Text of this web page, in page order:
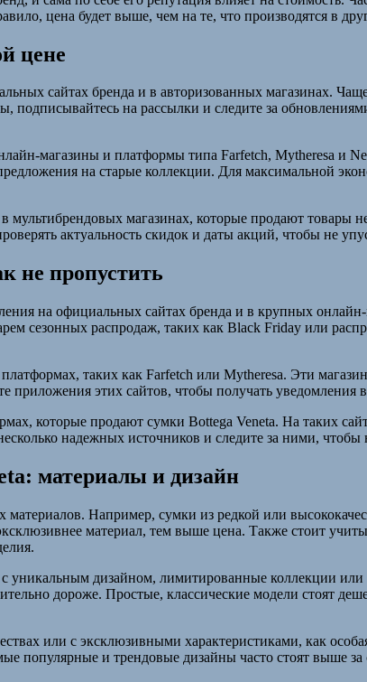
цена будет выше, чем на те, что производятся в
цене
сайтах бренда и в авторизованных магазинах.
на рассылки и следите за
магазины и платформы типа Farfetch, Mytheresa и
на старые коллекции. Для максимальной
магазинах, которые продают товары
актуальность скидок и даты акций, чтобы не
не пропустить
на официальных сайтах бренда и в крупных
сезонных распродаж, таких как Black Friday или
таких как Farfetch или Mytheresa. Эти
приложения этих сайтов, чтобы получать
которые продают сумки Bottega Veneta. На таких
надежных источников и следите за ними,
материалы и дизайн
Например, сумки из редкой или
материал, тем выше цена. Также стоит
уникальным дизайном, лимитированные коллекции
дороже. Простые, классические модели стоят
или с эксклюзивными характеристиками, как
популярные и трендовые дизайны часто стоят выше